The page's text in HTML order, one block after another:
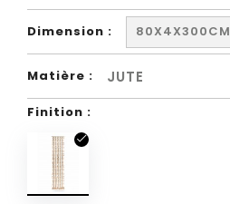
Dimension : 80X4X300CM
Matière : JUTE
Finition :